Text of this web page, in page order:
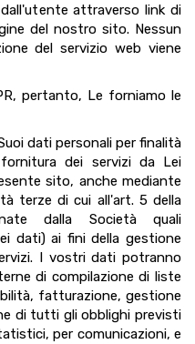
attraverso link di
del nostro sito. Nessun
del servizio web viene
pertanto, Le forniamo le
dati personali per finalità
dei servizi da Lei
sito, anche mediante
terze di cui all'art. 5 della
dalla Società quali
dati) ai fini della gestione
I vostri dati potranno
di compilazione di liste
fatturazione, gestione
di tutti gli obblighi previsti
per comunicazioni, e